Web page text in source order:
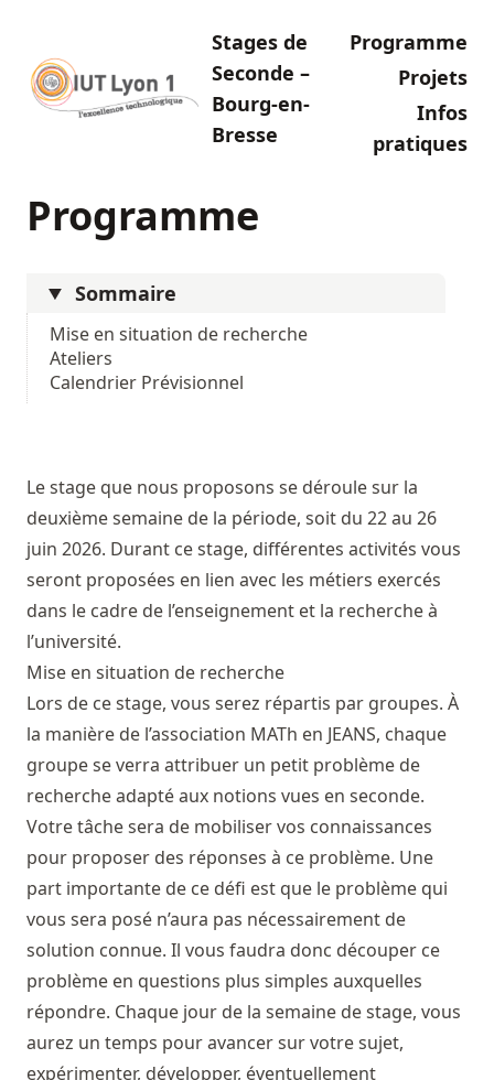
Stages de
Seconde –
Bourg-en-
Bresse
Programme
Projets
Infos
pratiques
Programme
Sommaire
Mise en situation de recherche
Ateliers
Calendrier Prévisionnel
Le stage que nous proposons se déroule sur la
deuxième semaine de la période, soit du 22 au 26
juin 2026. Durant ce stage, différentes activités vous
seront proposées en lien avec les métiers exercés
dans le cadre de l’enseignement et la recherche à
l’université.
Mise en situation de recherche
Lors de ce stage, vous serez répartis par groupes. À
la manière de l’association MATh en JEANS, chaque
groupe se verra attribuer un petit problème de
recherche adapté aux notions vues en seconde.
Votre tâche sera de mobiliser vos connaissances
pour proposer des réponses à ce problème. Une
part importante de ce défi est que le problème qui
vous sera posé n’aura pas nécessairement de
solution connue. Il vous faudra donc découper ce
problème en questions plus simples auxquelles
répondre. Chaque jour de la semaine de stage, vous
aurez un temps pour avancer sur votre sujet,
expérimenter, développer, éventuellement